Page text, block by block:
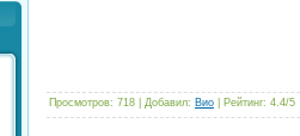
Просмотров: 718 Добавил: Вио Рейтинг: 4.4/5